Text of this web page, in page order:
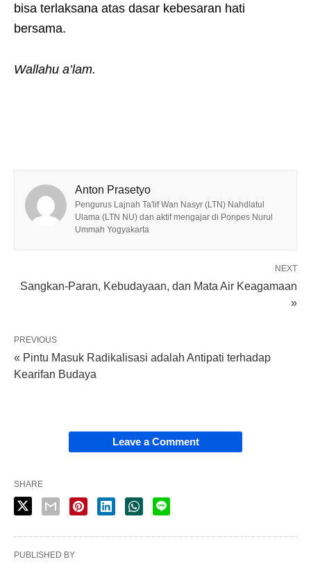
bisa terlaksana atas dasar kebesaran hati
bersama.
Wallahu a’lam.
Anton Prasetyo
Pengurus Lajnah Ta'lif Wan Nasyr (LTN) Nahdlatul
Ulama (LTN NU) dan aktif mengajar di Ponpes Nurul
Ummah Yogyakarta
NEXT
Sangkan-Paran, Kebudayaan, dan Mata Air Keagamaan
»
PREVIOUS
« Pintu Masuk Radikalisasi adalah Antipati terhadap
Kearifan Budaya
Leave a Comment
SHARE
PUBLISHED BY